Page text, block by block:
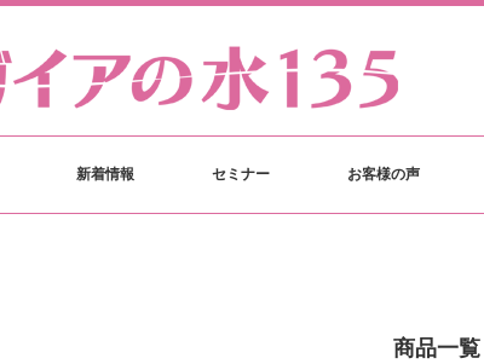
新着情報 セミナー お客様の声
商品一覧